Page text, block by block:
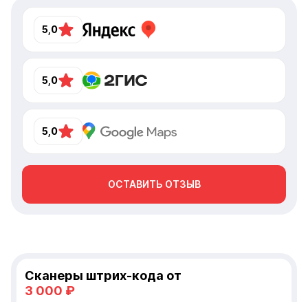
5,0
5,0
5,0
ОСТАВИТЬ ОТЗЫВ
Сканеры штрих-кода от
3 000 ₽